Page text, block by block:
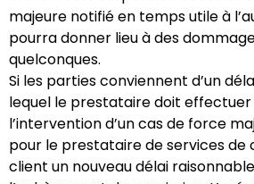
majeure notifié en temps utile à
pourra donner lieu à des
quelconques.
Si les parties conviennent d’un
lequel le prestataire doit effectuer
l’intervention d’un cas de force
pour le prestataire de services de
client un nouveau délai